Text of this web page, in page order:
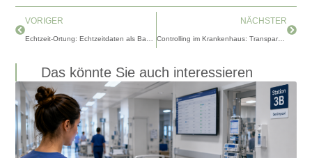
Zurück
VORIGER NÄCHSTER
Controlling im Krankenhaus: Transparenz statt Excel-Chaos
Das könnte Sie auch interessieren